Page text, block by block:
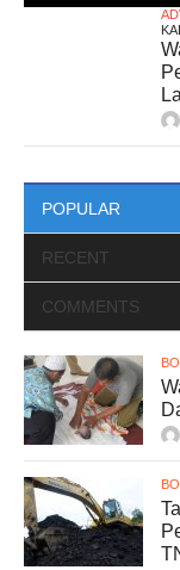
POPULAR
RECENT
COMMENTS